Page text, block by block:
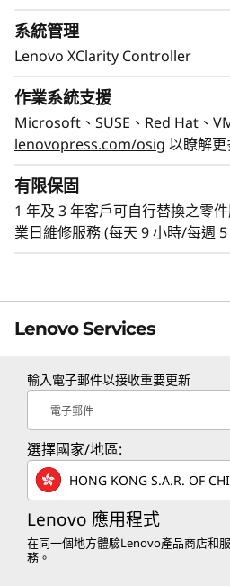
從設計到處置，專為 GPU 工
Lenovo ThinkSystem
之間取得平衡，並在最佳化
大幅減少對環境的影響。它
進階散熱，同時減少能源
憑藉符合 ENERGY STAR®
選用的 Lenovo Neptune®
系統管理
Lenovo XClarity Controller
作業系統支援
Microsoft、SUSE、Red Hat、
lenovopress.com/osig 以瞭解更
有限保固
1 年及 3 年客戶可自行替換之零
業日維修服務 (每天 9 小時/每週
Lenovo Services
TruScale Services
Leverage real-time
and problem resolution, all
contact. Quarterly health
optimization and business
remote active monitoring of
customer’s data center,
輸入電子郵件以接收重要更新
電子郵件
選擇國家/地區:
HONG KONG S.A.R. OF
Lenovo 應用程式
在同一個地方體驗Lenovo產品商店和服
務。